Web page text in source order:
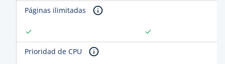
Páginas ilimitadas
Prioridad de CPU